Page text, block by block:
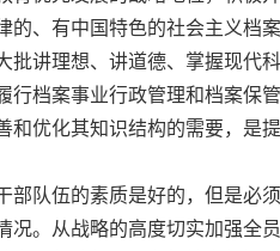
、有中国特色的社会主义档
讲理想、讲道德、掌握现代
档案事业行政管理和档案保
优化其知识结构的需要，是
队伍的素质是好的，但是必
。从战略的高度切实加强全